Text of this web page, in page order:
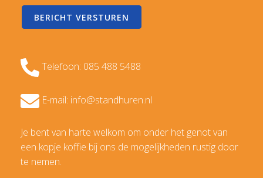
Telefoon: 085 488 5488
E-mail: info@standhuren.nl
Je bent van harte welkom om onder het genot van
een kopje koffie bij ons de mogelijkheden rustig door
te nemen.